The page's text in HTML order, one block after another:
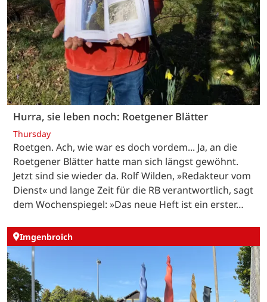
Hurra, sie leben noch: Roetgener Blätter
Thursday
Roetgen. Ach, wie war es doch vordem... Ja, an die
Roetgener Blätter hatte man sich längst gewöhnt.
Jetzt sind sie wieder da. Rolf Wilden, »Redakteur vom
Dienst« und lange Zeit für die RB verantwortlich, sagt
dem Wochenspiegel: »Das neue Heft ist ein erster…
Imgenbroich